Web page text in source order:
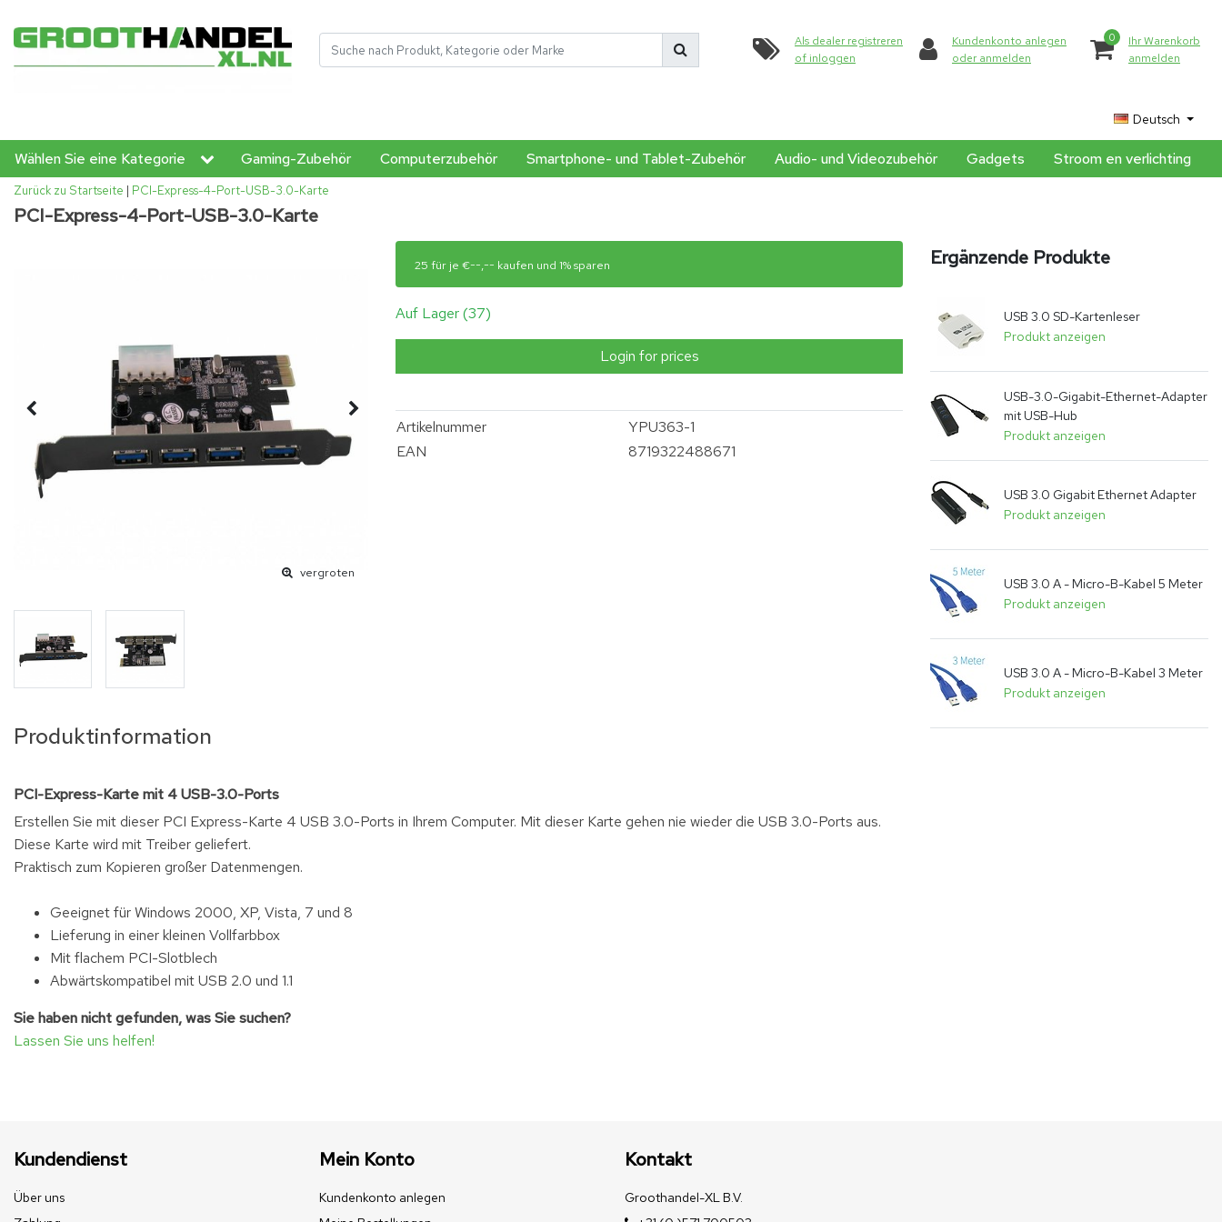
Als dealer registreren
of inloggen
Kundenkonto anlegen
oder anmelden
0
Ihr Warenkorb
anmelden
Deutsch
Wählen Sie eine Kategorie Gaming-Zubehör Computerzubehör Smartphone- und Tablet-Zubehör Audio- und Videozubehör Gadgets Stroom en verlichting
Zurück zu Startseite | PCI-Express-4-Port-USB-3.0-Karte
PCI-Express-4-Port-USB-3.0-Karte
vergroten
25 für je €--,-- kaufen und 1% sparen
Auf Lager (37)
Login for prices
Artikelnummer
YPU363-1
EAN
8719322488671
Produktinformation
PCI-Express-Karte mit 4 USB-3.0-Ports
Erstellen Sie mit dieser PCI Express-Karte 4 USB 3.0-Ports in Ihrem Computer. Mit dieser Karte gehen nie wieder die USB 3.0-Ports aus.
Diese Karte wird mit Treiber geliefert.
Praktisch zum Kopieren großer Datenmengen.
Geeignet für Windows 2000, XP, Vista, 7 und 8
Lieferung in einer kleinen Vollfarbbox
Mit flachem PCI-Slotblech
Abwärtskompatibel mit USB 2.0 und 1.1
Sie haben nicht gefunden, was Sie suchen?
Lassen Sie uns helfen!
Ergänzende Produkte
USB 3.0 SD-Kartenleser
Produkt anzeigen
USB-3.0-Gigabit-Ethernet-Adapter
mit USB-Hub
Produkt anzeigen
USB 3.0 Gigabit Ethernet Adapter
Produkt anzeigen
USB 3.0 A - Micro-B-Kabel 5 Meter
Produkt anzeigen
USB 3.0 A - Micro-B-Kabel 3 Meter
Produkt anzeigen
Kundendienst
Über uns
Mein Konto
Kundenkonto anlegen
Kontakt
Groothandel-XL B.V.